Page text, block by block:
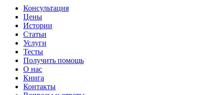
Консультация
Цены
Истории
Статьи
Услуги
Тесты
Получить помощь
О нас
Книга
Контакты